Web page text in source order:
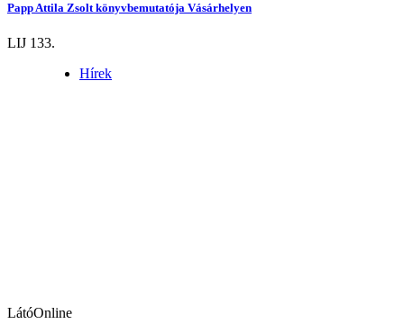
Papp Attila Zsolt könyvbemutatója Vásárhelyen
LIJ 133.
Hírek
LátóOnline